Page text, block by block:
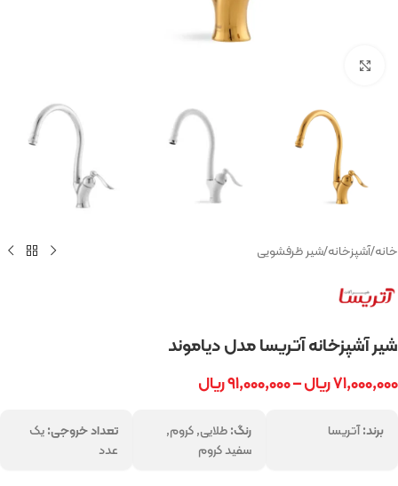
خانه/آشپزخانه/شیر ظرفشویی
شیر آشپزخانه آتریسا مدل دیاموند
۷۱,۰۰۰,۰۰۰ریال–۹۱,۰۰۰,۰۰۰ریال
برند:آتریسا رنگ:طلایی, کروم,
سفید کروم
تعداد خروجی:یک
عدد